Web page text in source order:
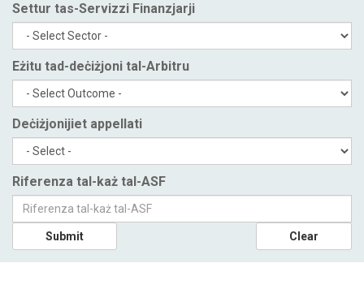
Settur tas-Servizzi Finanzjarji
Eżitu tad-deċiżjoni tal-Arbitru
Deċiżjonijiet appellati
Riferenza tal-każ tal-ASF
Submit Clear